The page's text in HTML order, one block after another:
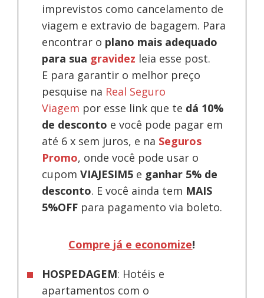
imprevistos como cancelamento de
viagem e extravio de bagagem. Para
encontrar o plano mais adequado
para sua gravidez leia esse post.
E para garantir o melhor preço
pesquise na Real Seguro
Viagem por esse link que te dá 10%
de desconto e você pode pagar em
até 6 x sem juros, e na Seguros
Promo, onde você pode usar o
cupomVIAJESIM5 e ganhar 5% de
desconto. E você ainda tem MAIS
5%OFF para pagamento via boleto.
Compre já e economize!
HOSPEDAGEM: Hotéis e
apartamentos com o